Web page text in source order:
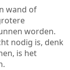
wand of
worden.
nodig is, denk
is het